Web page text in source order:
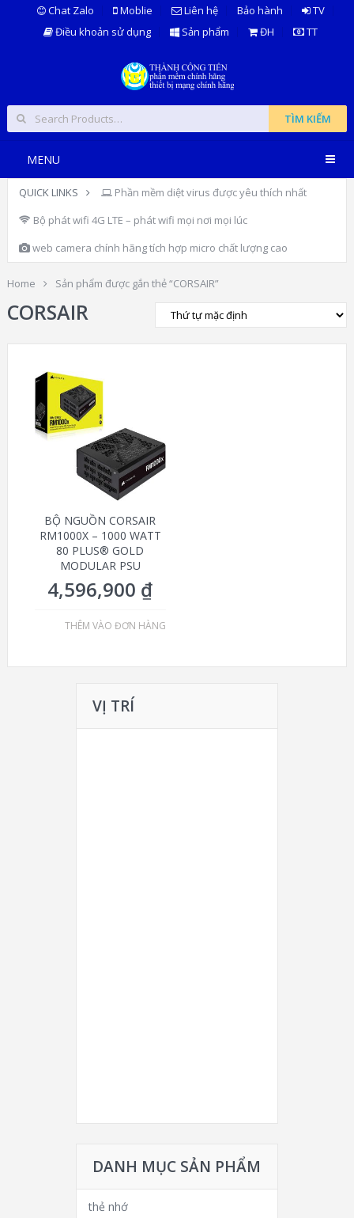
Chat Zalo Moblie Liên hệ Bảo hành
TV
Điều khoản sử dụng
Sản phẩm ĐH TT
TÌM KIẾM
MENU
QUICK LINKS
Phần mềm diệt virus được yêu thích nhất
Bộ phát wifi 4G LTE – phát wifi mọi nơi mọi lúc
web camera chính hãng tích hợp micro chất lượng cao
Home Sản phẩm được gắn thẻ “CORSAIR”
CORSAIR
BỘ NGUỒN CORSAIR
RM1000X – 1000 WATT
80 PLUS® GOLD
MODULAR PSU
4,596,900 ₫
THÊM VÀO ĐƠN HÀNG
VỊ TRÍ
DANH MỤC SẢN PHẨM
thẻ nhớ